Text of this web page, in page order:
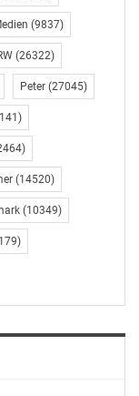
ITEM
von
Virenfiltern
Drug-
19“, sagt der
Prof.
der
(9837)
(26322)
Peter (27045)
(14520)
(10349)